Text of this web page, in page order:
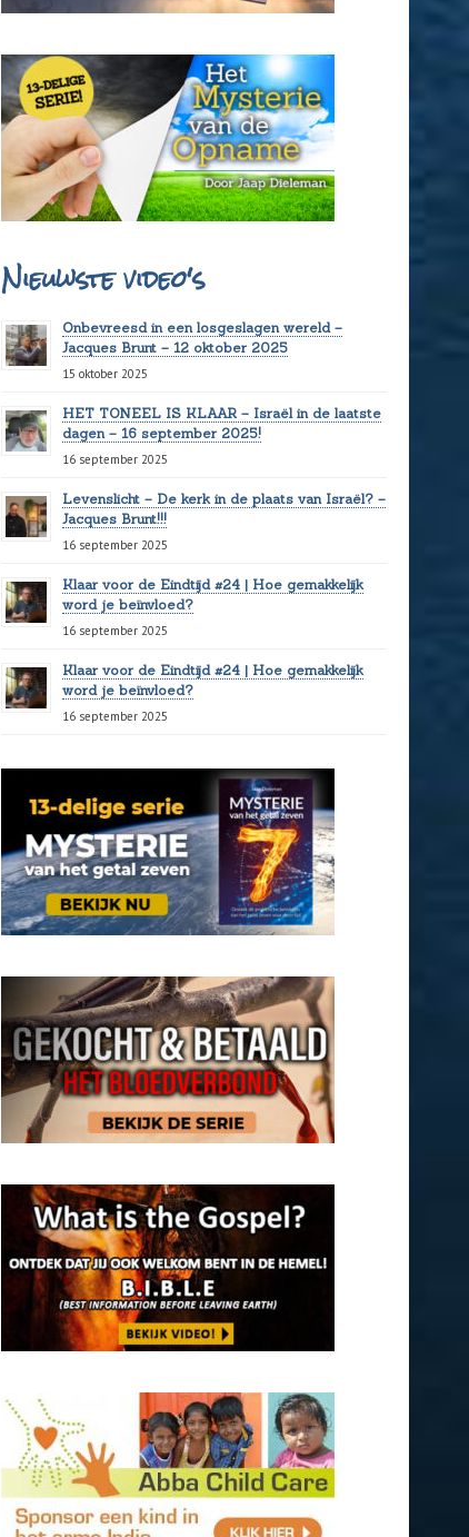
Nieuwste video's
Onbevreesd in een losgeslagen wereld –
Jacques Brunt – 12 oktober 2025
15 oktober 2025
HET TONEEL IS KLAAR – Israël in de laatste
dagen – 16 september 2025!
16 september 2025
Levenslicht – De kerk in de plaats van Israël? –
Jacques Brunt!!!
16 september 2025
Klaar voor de Eindtijd #24 | Hoe gemakkelijk
word je beïnvloed?
16 september 2025
Klaar voor de Eindtijd #24 | Hoe gemakkelijk
word je beïnvloed?
16 september 2025